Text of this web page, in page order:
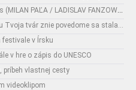
Novinky: Edvard Grieg - Violin Sonatas (MILAN PAĽA / LADISLAV FANZOWITZ)
Tvoja tvár znie povedome sa stala...
festivale v Írsku
v hre o zápis do UNESCO
príbeh vlastnej cesty
videoklipom